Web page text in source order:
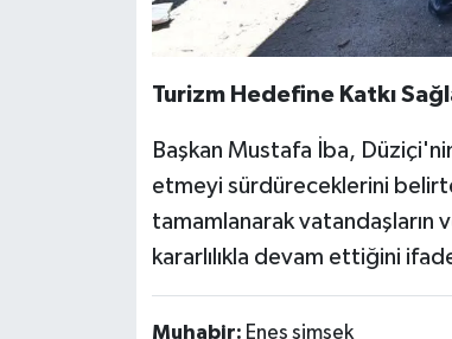
Turizm Hedefine Katkı
Başkan Mustafa İba,
etmeyi sürdüreceklerini
tamamlanarak vatandaşların
kararlılıkla devam ettiğini
Muhabir: Enes şimşek